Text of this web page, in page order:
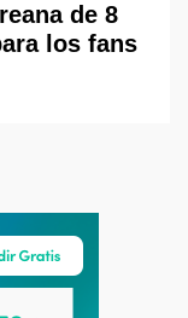
de 8
los fans